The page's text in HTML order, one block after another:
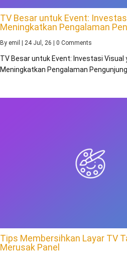
TV Besar untuk Event:
Meningkatkan Pengalaman
By emil 24 Jul, 26 0 Comments
TV Besar untuk Event: Investasi Visual
Meningkatkan Pengalaman
Tips Membersihkan Layar TV
Merusak Panel